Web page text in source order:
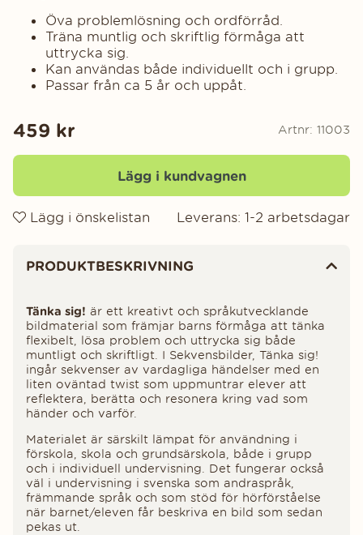
Öva problemlösning och ordförråd.
Träna muntlig och skriftlig förmåga att
uttrycka sig.
Kan användas både individuellt och i grupp.
Passar från ca 5 år och uppåt.
459 kr Artnr: 11003
Lägg i kundvagnen
Lägg i önskelistan Leverans: 1-2 arbetsdagar
PRODUKTBESKRIVNING
Tänka sig! är ett kreativt och språkutvecklande
bildmaterial som främjar barns förmåga att tänka
flexibelt, lösa problem och uttrycka sig både
muntligt och skriftligt. I Sekvensbilder, Tänka sig!
ingår sekvenser av vardagliga händelser med en
liten oväntad twist som uppmuntrar elever att
reflektera, berätta och resonera kring vad som
händer och varför.
Materialet är särskilt lämpat för användning i
förskola, skola och grundsärskola, både i grupp
och i individuell undervisning. Det fungerar också
väl i undervisning i svenska som andraspråk,
främmande språk och som stöd för hörförståelse
när barnet/eleven får beskriva en bild som sedan
pekas ut.